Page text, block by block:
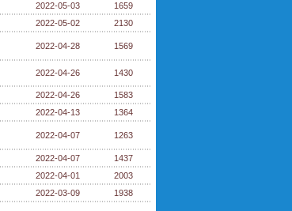
2022-05-03
1659
2022-05-02 2130
2022-04-28 1569
2022-04-26 1430
2022-04-26
1583
2022-04-13 1364
2022-04-07 1263
2022-04-07
1437
2022-04-01
2003
2022-03-09 1938